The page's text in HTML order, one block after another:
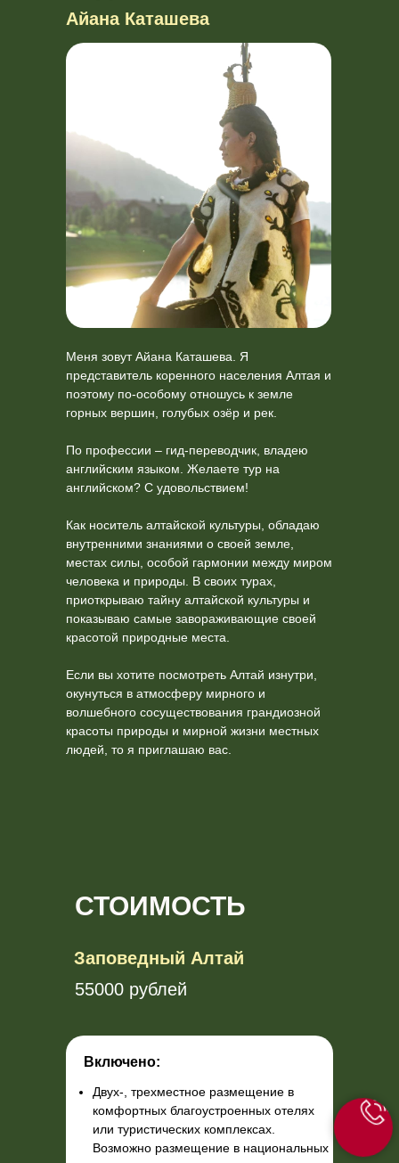
Айана Каташева
Меня зовут Айана Каташева. Я
представитель коренного населения Алтая и
поэтому по-особому отношусь к земле
горных вершин, голубых озёр и рек.
По профессии – гид-переводчик, владею
английским языком. Желаете тур на
английском? С удовольствием!
Как носитель алтайской культуры, обладаю
внутренними знаниями о своей земле,
местах силы, особой гармонии между миром
человека и природы. В своих турах,
приоткрываю тайну алтайской культуры и
показываю самые завораживающие своей
красотой природные места.
Если вы хотите посмотреть Алтай изнутри,
окунуться в атмосферу мирного и
волшебного сосуществования грандиозной
красоты природы и мирной жизни местных
людей, то я приглашаю вас.
Включено:
СТОИМОСТЬ
Двух-, трехместное размещение в
комфортных благоустроенных отелях
или туристических комплексах.
Возможно размещение в национальных
Заповедный Алтай
55000 рублей